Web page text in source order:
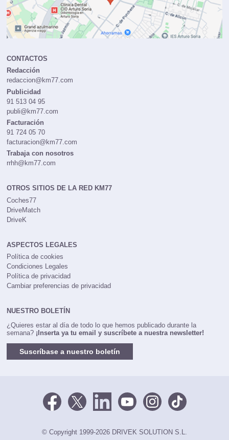
CONTACTOS
Redacción
redaccion@km77.com
Publicidad
91 513 04 95
publi@km77.com
Facturación
91 724 05 70
facturacion@km77.com
Trabaja con nosotros
rrhh@km77.com
OTROS SITIOS DE LA RED KM77
Coches77
DriveMatch
DriveK
ASPECTOS LEGALES
Política de cookies
Condiciones Legales
Política de privacidad
Cambiar preferencias de privacidad
NUESTRO BOLETÍN
¿Quieres estar al día de todo lo que hemos publicado durante la
semana? ¡Inserta ya tu email y suscríbete a nuestra newsletter!
Suscríbase a nuestro boletín
© Copyright 1999-2026 DRIVEK SOLUTION S.L.